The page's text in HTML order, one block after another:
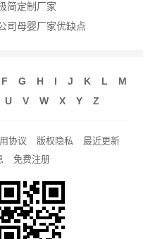
简定制厂家
司母婴厂家优缺点
F G H I J K L
M
U V W X Y Z
协议 版权隐私
最近更新
免费注册